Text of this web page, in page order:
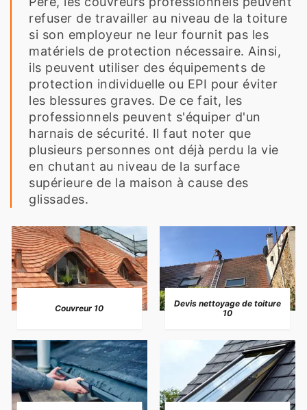
refuser de travailler au niveau de la toiture
si son employeur ne leur fournit pas les
matériels de protection nécessaire. Ainsi,
ils peuvent utiliser des équipements de
protection individuelle ou EPI pour éviter
les blessures graves. De ce fait, les
professionnels peuvent s'équiper d'un
harnais de sécurité. Il faut noter que
plusieurs personnes ont déjà perdu la vie
en chutant au niveau de la surface
supérieure de la maison à cause des
glissades.
Couvreur 10
Devis nettoyage de toiture
10